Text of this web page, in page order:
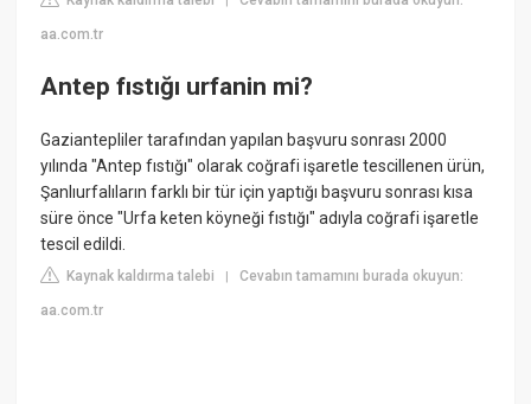
aa.com.tr
Antep fıstığı urfanin mi?
Gaziantepliler tarafından yapılan başvuru sonrası 2000
yılında "Antep fıstığı" olarak coğrafi işaretle tescillenen ürün,
Şanlıurfalıların farklı bir tür için yaptığı başvuru sonrası kısa
süre önce "Urfa keten köyneği fıstığı" adıyla coğrafi işaretle
tescil edildi.
Kaynak kaldırma talebi |Cevabın tamamını burada okuyun:
aa.com.tr